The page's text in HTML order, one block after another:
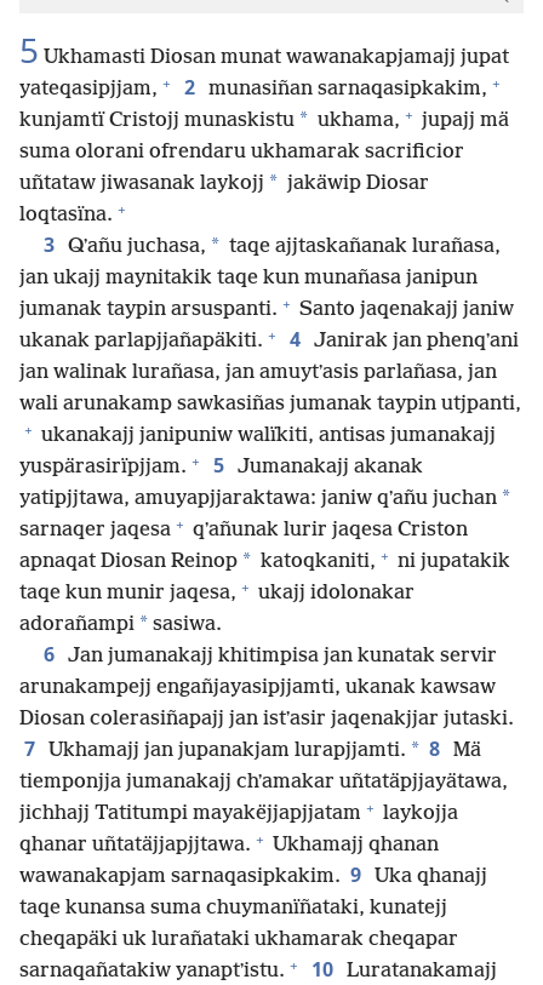
5 Ukhamasti Diosan munat wawanakapjamajj jupat
yateqasipjjam, + 2 munasiñan sarnaqasipkakim, +
kunjamtï Cristojj munaskistu * ukhama, + jupajj mä
suma olorani ofrendaru ukhamarak sacrificior
uñtataw jiwasanak laykojj * jakäwip Diosar
loqtasïna. +
3 Qʼañu juchasa, * taqe ajjtaskañanak lurañasa,
jan ukajj maynitakik taqe kun munañasa janipun
jumanak taypin arsuspanti. + Santo jaqenakajj janiw
ukanak parlapjjañapäkiti. + 4 Janirak jan phenqʼani
jan walinak lurañasa, jan amuytʼasis parlañasa, jan
wali arunakamp sawkasiñas jumanak taypin utjpanti,
+ ukanakajj janipuniw walïkiti, antisas jumanakajj
yuspärasirïpjjam. + 5 Jumanakajj akanak
yatipjjtawa, amuyapjjaraktawa: janiw qʼañu juchan *
sarnaqer jaqesa + qʼañunak lurir jaqesa Criston
apnaqat Diosan Reinop * katoqkaniti, + ni jupatakik
taqe kun munir jaqesa, + ukajj idolonakar
adorañampi * sasiwa.
6 Jan jumanakajj khitimpisa jan kunatak servir
arunakampejj engañjayasipjjamti, ukanak kawsaw
Diosan colerasiñapajj jan istʼasir jaqenakjjar jutaski.
7 Ukhamajj jan jupanakjam lurapjjamti. * 8 Mä
tiemponjja jumanakajj chʼamakar uñtatäpjjayätawa,
jichhajj Tatitumpi mayakëjjapjjatam + laykojja
qhanar uñtatäjjapjjtawa. + Ukhamajj qhanan
wawanakapjam sarnaqasipkakim. 9
Uka qhanajj
taqe kunansa suma chuymanïñataki, kunatejj
cheqapäki uk lurañataki ukhamarak cheqapar
sarnaqañatakiw yanaptʼistu. + 10 Luratanakamajj